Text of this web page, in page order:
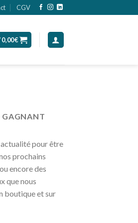
CGV
0,00€
pour être
prochains
encore des
que nous
boutique et sur